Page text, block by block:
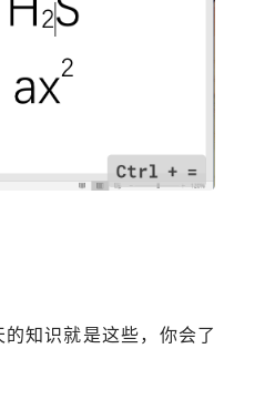
知识就是这些，你会了